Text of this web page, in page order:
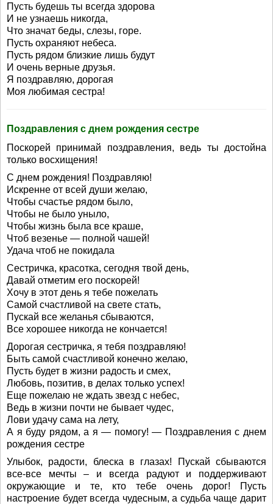
Пусть будешь ты всегда здорова
И не узнаешь никогда,
Что значат беды, слезы, горе.
Пусть охраняют небеса.
Пусть рядом близкие лишь будут
И очень верные друзья.
Я поздравляю, дорогая
Моя любимая сестра!
Поздравления с днем рождения сестре
Поскорей принимай поздравления, ведь ты достойна
только восхищения!
С днем рождения! Поздравляю!
Искренне от всей души желаю,
Чтобы счастье рядом было,
Чтобы не было уныло,
Чтобы жизнь была все краше,
Чтоб везенье — полной чашей!
Удача чтоб не покидала
Сестричка, красотка, сегодня твой день,
Давай отметим его поскорей!
Хочу в этот день я тебе пожелать
Самой счастливой на свете стать,
Пускай все желанья сбываются,
Все хорошее никогда не кончается!
Дорогая сестричка, я тебя поздравляю!
Быть самой счастливой конечно желаю,
Пусть будет в жизни радость и смех,
Любовь, позитив, в делах только успех!
Еще пожелаю не ждать звезд с небес,
Ведь в жизни почти не бывает чудес,
Лови удачу сама на лету,
А я буду рядом, а я — помогу! — Поздравления с днем
рождения сестре
Улыбок, радости, блеска в глазах! Пускай сбываются
все-все мечты – и всегда радуют и поддерживают
окружающие и те, кто тебе очень дорог! Пусть
настроение будет всегда чудесным, а судьба чаще дарит